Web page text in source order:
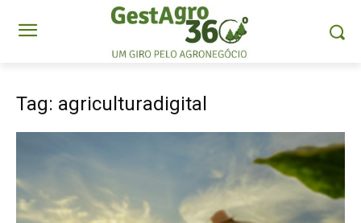
Tag: agriculturadigital